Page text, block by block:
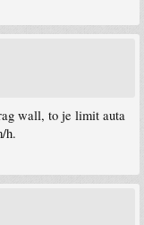
wall, to je limit auta
h.